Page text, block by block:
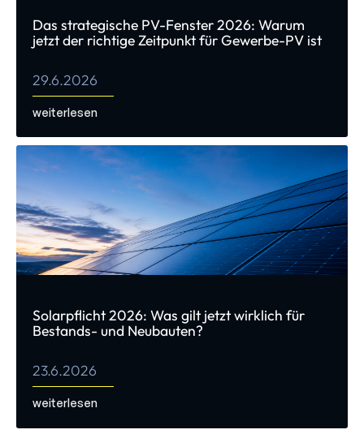
Das strategische PV-Fenster 2026: Warum
jetzt der richtige Zeitpunkt für Gewerbe-PV ist
29.6.2026
weiterlesen
Solarpflicht 2026: Was gilt jetzt wirklich für
Bestands- und Neubauten?
23.6.2026
weiterlesen